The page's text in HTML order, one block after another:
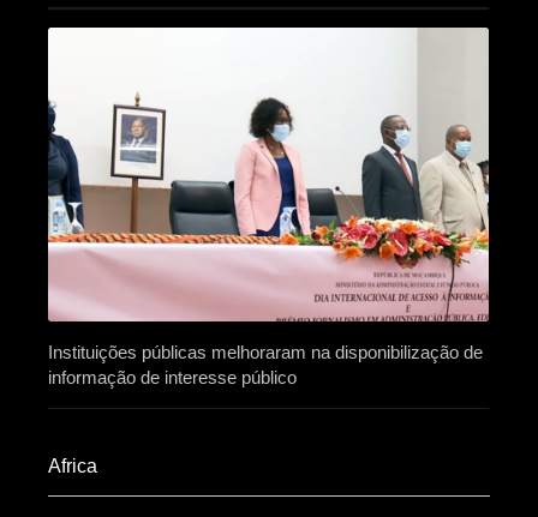
Instituições públicas melhoraram na disponibilização de
informação de interesse público
Africa​